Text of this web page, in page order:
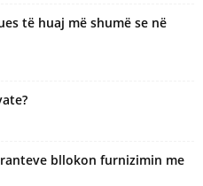
të huaj më shumë se në
bllokon furnizimin me